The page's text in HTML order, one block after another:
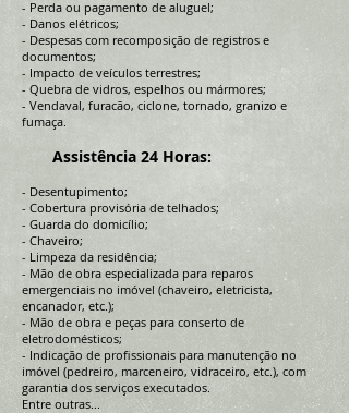
- Perda ou pagamento de aluguel;
- Danos elétricos;
- Despesas com recomposição de registros e
documentos;
- Impacto de veículos terrestres;
- Quebra de vidros, espelhos ou mármores;
- Vendaval, furacão, ciclone, tornado, granizo e
fumaça.
Assistência 24 Horas:
- Desentupimento;
- Cobertura provisória de telhados;
- Guarda do domicílio;
- Chaveiro;
- Limpeza da residência;
- Mão de obra especializada para reparos
emergenciais no imóvel (chaveiro, eletricista,
encanador, etc.);
- Mão de obra e peças para conserto de
eletrodomésticos;
- Indicação de profissionais para manutenção no
imóvel (pedreiro, marceneiro, vidraceiro, etc.), com
garantia dos serviços executados.
Entre outras...